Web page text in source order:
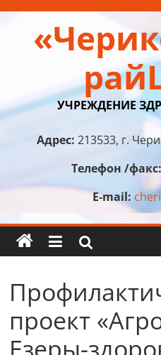
Перейти
содержимому
УЧРЕЖДЕНИЕ
Адрес: 213533, г.
Телефон /
E-mail:
проект